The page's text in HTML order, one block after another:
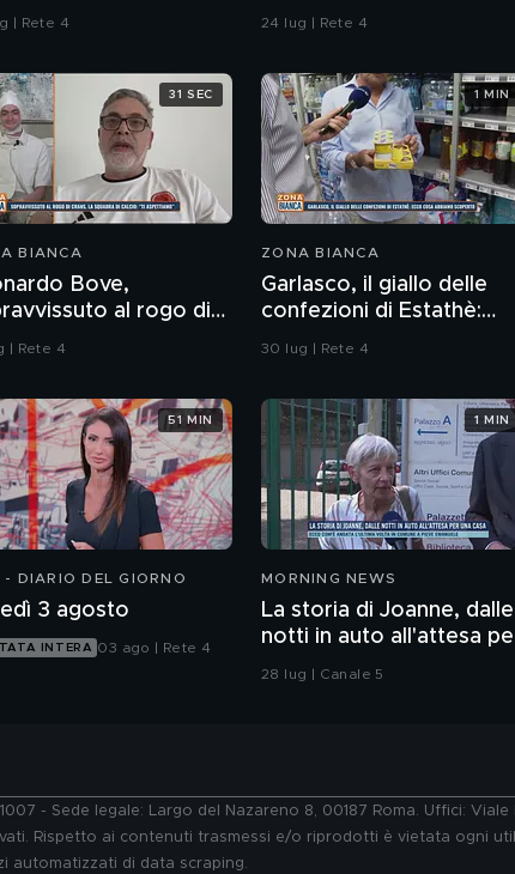
| Rete 4
Pamela
24 lug | Rete 4
BIANCA
Bove,
al rogo di
Montana, la
| Rete 4
31 SEC
ZONA BIANCA
Garlasco, il giallo delle
confezioni di Estathè:
ecco cosa abbiamo
30 lug | Rete 4
1 MIN
- DIARIO DEL GIORNO
3 agosto
INTERA 03 ago | Rete 4
51 MIN
MORNING NEWS
La storia di Joanne, dalle
notti in auto all'attesa
una casa
28 lug | Canale 5
1 MIN
- Sede legale: Largo del Nazareno 8, 00187 Roma. Uffici:
Rispetto ai contenuti trasmessi e/o riprodotti è vietata ogni
automatizzati di data scraping.